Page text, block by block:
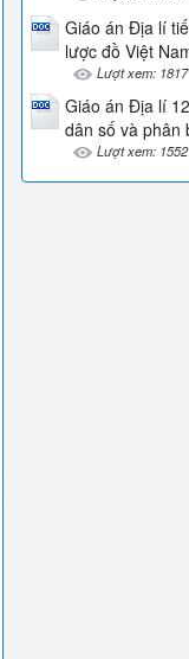
Giáo án Địa lí
lược đồ Việt
Lượt xem: 1817
Giáo án Địa lí
dân số và phân
Lượt xem: